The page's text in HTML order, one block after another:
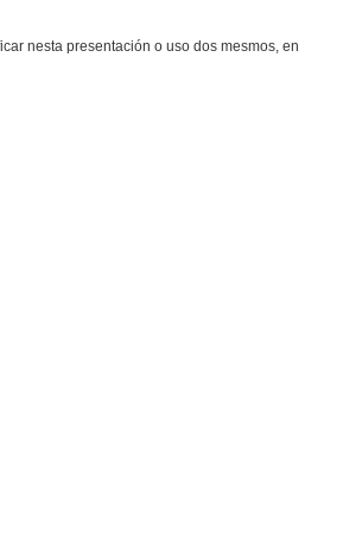
nesta presentación o uso dos mesmos, en